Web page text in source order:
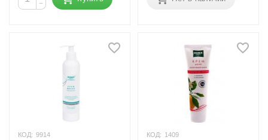
−
КОД: 9914 КОД: 1409